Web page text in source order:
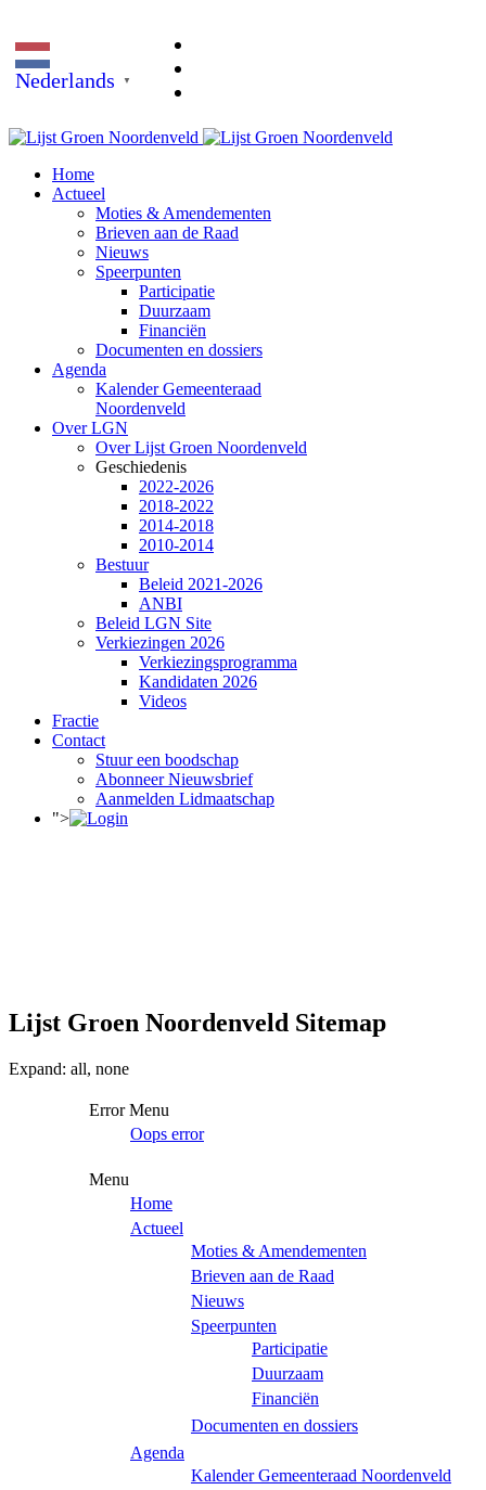
Nederlands ▼
Home
Actueel
Moties & Amendementen
Brieven aan de Raad
Nieuws
Speerpunten
Participatie
Duurzaam
Financiën
Documenten en dossiers
Agenda
Kalender Gemeenteraad
Noordenveld
Over LGN
Over Lijst Groen Noordenveld
Geschiedenis
2022-2026
2018-2022
2014-2018
2010-2014
Bestuur
Beleid 2021-2026
ANBI
Beleid LGN Site
Verkiezingen 2026
Verkiezingsprogramma
Kandidaten 2026
Videos
Fractie
Contact
Stuur een boodschap
Abonneer Nieuwsbrief
Aanmelden Lidmaatschap
">
Lijst Groen Noordenveld Sitemap
Expand: all, none
Error Menu
Oops error
Menu
Home
Actueel
Moties & Amendementen
Brieven aan de Raad
Nieuws
Speerpunten
Participatie
Duurzaam
Financiën
Documenten en dossiers
Agenda
Kalender Gemeenteraad Noordenveld